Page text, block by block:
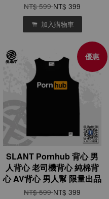
NT$ 599NT$ 399
加入購物車
優惠
SLANT Pornhub 背心 男
人背心 老司機背心 純棉背
心 AV背心 男人幫 限量出品
NT$ 599NT$ 399